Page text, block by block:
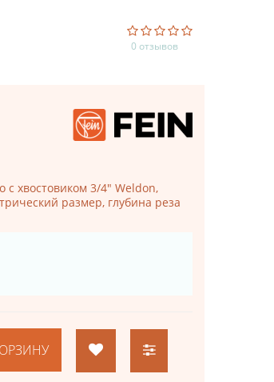
0 отзывов
с хвостовиком 3/4" Weldon,
размер, глубина реза